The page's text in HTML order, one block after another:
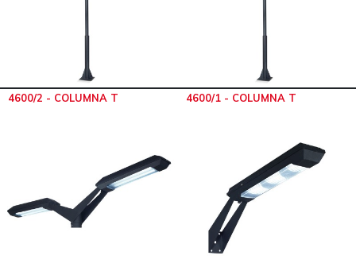
4600/2 - COLUMNA T 4600/1 - COLUMNA T